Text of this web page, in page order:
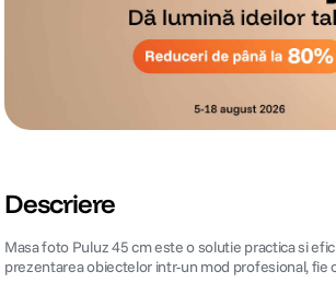
Descriere
Masa foto Puluz 45 cm este o solutie practica si
prezentarea obiectelor intr-un mod profesional, fie